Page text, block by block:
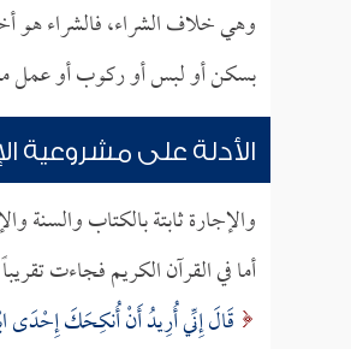
وهي خلاف الشراء، فالشراء هو
بسكن أو لبس أو ركوب أو عمل
الأدلة على مشروعية
والإجارة ثابتة بالكتاب والسنة
أما في القرآن الكريم فجاءت
قَالَ إِنِّي أُرِيدُ أَنْ أُنكِحَكَ إِحْدَى